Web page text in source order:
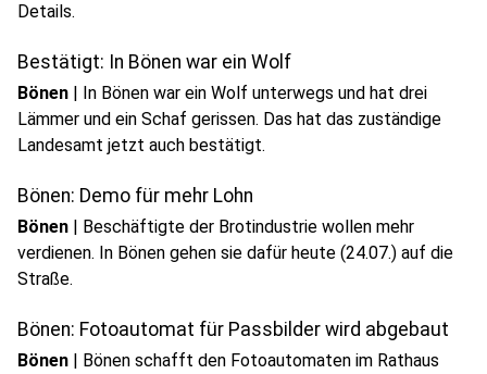
Details.
Bestätigt: In Bönen war ein Wolf
Bönen | In Bönen war ein Wolf unterwegs und hat drei
Lämmer und ein Schaf gerissen. Das hat das zuständige
Landesamt jetzt auch bestätigt.
Bönen: Demo für mehr Lohn
Bönen | Beschäftigte der Brotindustrie wollen mehr
verdienen. In Bönen gehen sie dafür heute (24.07.) auf die
Straße.
Bönen: Fotoautomat für Passbilder wird abgebaut
Bönen | Bönen schafft den Fotoautomaten im Rathaus